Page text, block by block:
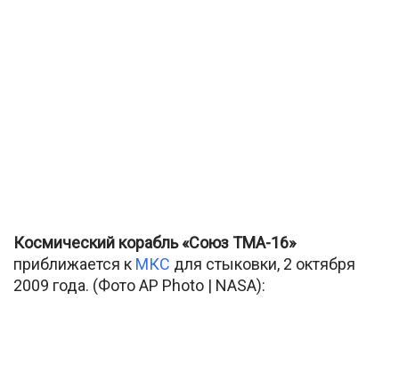
Космический корабль «Союз ТМА-16»
приближается к МКС для стыковки, 2 октября
2009 года. (Фото AP Photo | NASA):